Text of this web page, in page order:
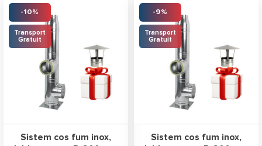
-10%
Transport
Gratuit
Sistem cos fum inox,
-9%
Transport
Gratuit
Sistem cos fum inox,